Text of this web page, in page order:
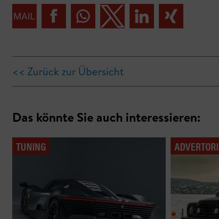
<< Zurück zur Übersicht
Das könnte Sie auch interessieren:
TUNING